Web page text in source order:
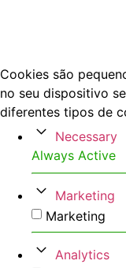
Cookies são
no seu dispositivo
diferentes tipos de
Necessary
Always Active
Marketing
Marketing
Analytics